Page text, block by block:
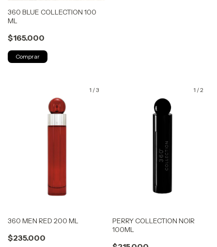
360 BLUE COLLECTION 100
ML
$165.000
1 /3
360 MEN RED 200 ML
$235.000
1 /2
PERRY COLLECTION NOIR
100ML